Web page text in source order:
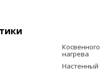
Косвенного
нагрева
Настенный